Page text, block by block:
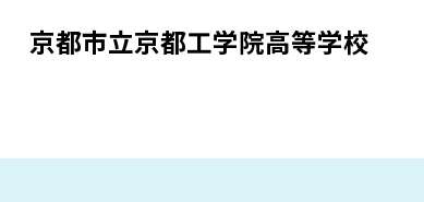
京都市立京都工学院高等学校